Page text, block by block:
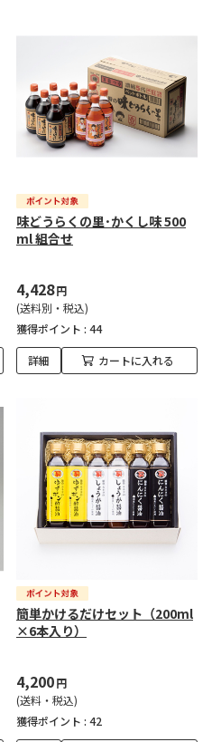
味どうらくの里･かくし味 500
ml 組合せ
4,428円
(送料別・税込)
獲得ポイント : 44
詳細 カートに入れる
簡単かけるだけセット（200ml
×6本入り）
4,200円
(送料・税込)
獲得ポイント : 42